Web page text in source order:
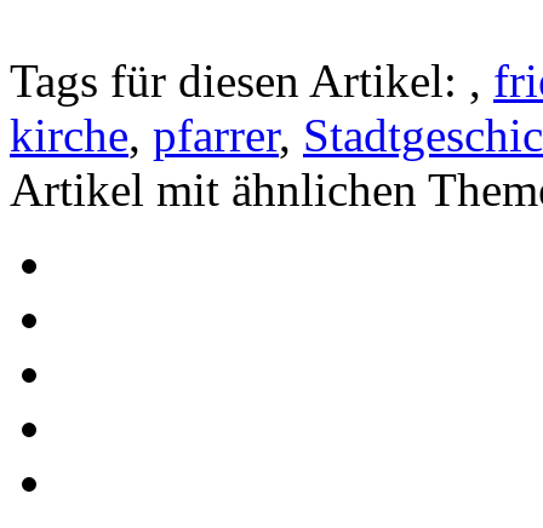
Tags für diesen Artikel: ,
kirche, pfarrer,
Artikel mit ähnlichen